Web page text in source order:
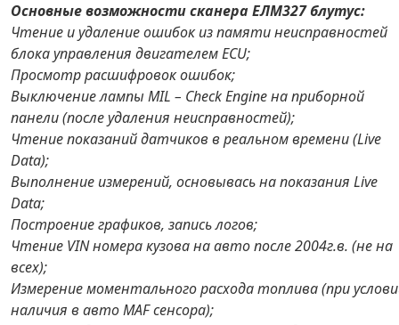
Основные возможности сканера ЕЛМ327 блутус:
Чтение и удаление ошибок из памяти неисправностей
блока управления двигателем ECU;
Просмотр расшифровок ошибок;
Выключение лампы MIL – Check Engine на приборной
панели (после удаления неисправностей);
Чтение показаний датчиков в реальном времени (Live
Data);
Выполнение измерений, основывась на показания Live
Data;
Построение графиков, запись логов;
Чтение VIN номера кузова на авто после 2004г.в. (не на
всех);
Измерение моментального расхода топлива (при
наличия в авто MAF сенсора);